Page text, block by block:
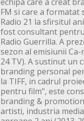
FM si care a formatat
Radio 21 la sfirsitul
fost consultant
Radio Guerrilla. A
sezon al emisiunii Ca-
24 TV). A sustinut un
branding personal
la TIFF, in cadrul
pentru film", este
branding &
artisti, industria